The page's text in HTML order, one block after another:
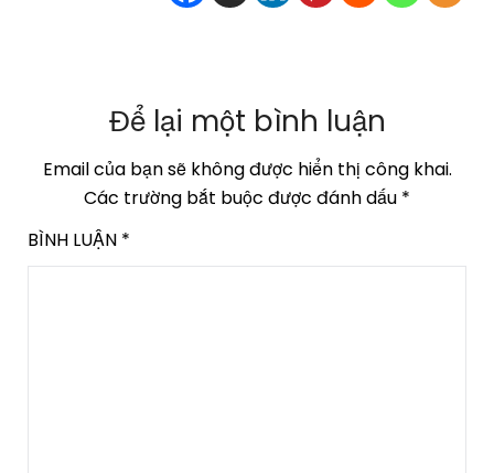
Để lại một bình luận
Email của bạn sẽ không được hiển thị công khai.
Các trường bắt buộc được đánh dấu *
BÌNH LUẬN *